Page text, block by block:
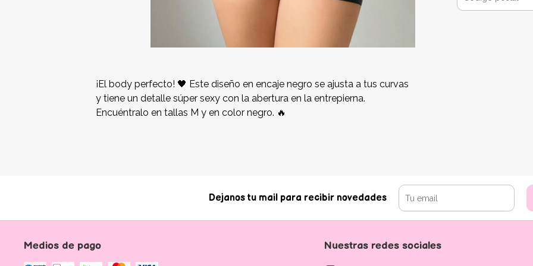
¡El body perfecto! 🖤 Este diseño en encaje negro se ajusta a tus curvas
y tiene un detalle súper sexy con la abertura en la entrepierna.
Encuéntralo en tallas M y en color negro. 🔥
Dejanos tu mail para recibir novedades
Medios de pago Nuestras redes sociales